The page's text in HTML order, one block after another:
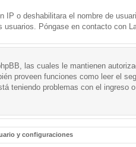
o deshabilitara el nombre de
Póngase en contacto con
las cuales le mantienen
proveen funciones como leer el
teniendo problemas con el ingreso
y configuraciones